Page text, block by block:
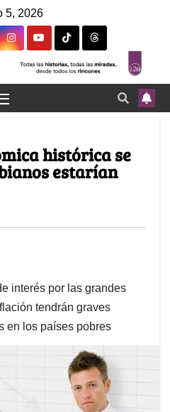
5, 2026
histórica se
estarían
interés por las grandes
tendrán graves
en los países pobres